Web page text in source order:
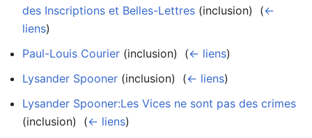
des Inscriptions et Belles-Lettres (inclusion) ‎ (←
liens)
Paul-Louis Courier (inclusion) ‎ (← liens)
Lysander Spooner (inclusion) ‎ (← liens)
Lysander Spooner:Les Vices ne sont pas des crimes
(inclusion) ‎ (← liens)